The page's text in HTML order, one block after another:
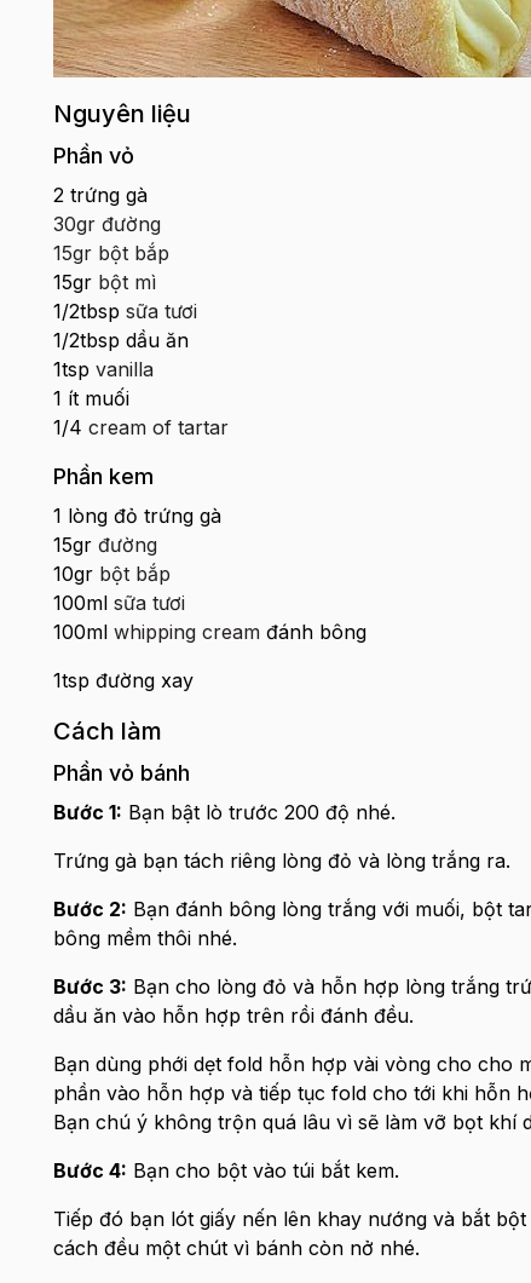
Nguyên liệu
Phần vỏ
2 trứng gà
30gr đường
15gr bột bắp
15gr bột mì
1/2tbsp sữa tươi
1/2tbsp dầu ăn
1tsp vanilla
1 ít muối
1/4 cream of tartar
Phần kem
1 lòng đỏ trứng gà
15gr đường
10gr bột bắp
100ml sữa tươi
100ml whipping creamđánh bông
1tsp đường xay
Cách làm
Phần vỏ bánh
Bước 1: Bạn bật lò trước 200 độ nhé.
Trứng gà bạn tách riêng lòng đỏ và lòng trắng ra.
Bước 2: Bạn đánh bông lòng trắng với muối, bột
bông mềm thôi nhé.
Bước 3: Bạn cho lòng đỏ và hỗn hợp lòng trắng
dầu ăn vào hỗn hợp trên rồi đánh đều.
Bạn dùng phới dẹt fold hỗn hợp vài vòng cho cho
phần vào hỗn hợp và tiếp tục fold cho tới khi hỗn
Bạn chú ý không trộn quá lâu vì sẽ làm vỡ bọt khí
Bước 4: Bạn cho bột vào túi bắt kem.
Tiếp đó bạn lót giấy nến lên khay nướng và bắt
cách đều một chút vì bánh còn nở nhé.